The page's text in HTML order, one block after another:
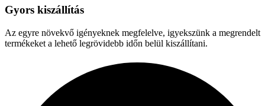
Gyors kiszállítás
Az egyre növekvő igényeknek megfelelve, igyekszünk a megrendelt
termékeket a lehető legrövidebb időn belül kiszállítani.